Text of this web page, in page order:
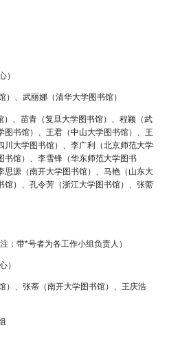
）
）、武丽娜（清华大学图书馆）
）、苗青（复旦大学图书馆）、程颖（武
图书馆）、王君（中山大学图书馆）、王
川大学图书馆）、李广利（北京师范大学
书馆）、李雪锋（华东师范大学图书
思源（南开大学图书馆）、马艳（山东大
馆）、孔令芳（浙江大学图书馆）、张薷
注：带*号者为各工作小组负责人）
）
）、张蒂（南开大学图书馆）、
王庆浩